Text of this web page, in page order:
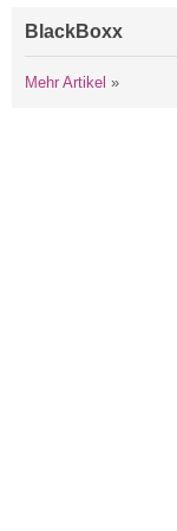
BlackBoxx
Mehr Artikel »